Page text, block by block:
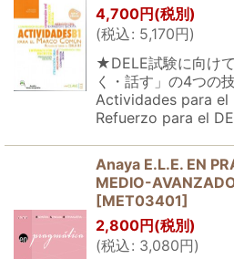
4,700円 (税別)
(税込: 5,170円)
★DELE試験に向け
く・話す」の4つの
Actividades para el
Refuerzo para el
Anaya E.L.E. EN
MEDIO-
[MET03401]
2,800円 (税別)
(税込: 3,080円)